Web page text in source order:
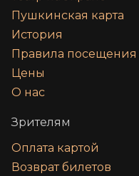
Пушкинская карта
История
Правила посещения
Цены
О нас
Зрителям
Оплата картой
Возврат билетов